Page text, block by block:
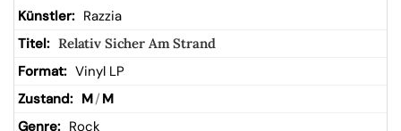
Razzia
Relativ Sicher Am Strand
Vinyl LP
M/ M
Rock